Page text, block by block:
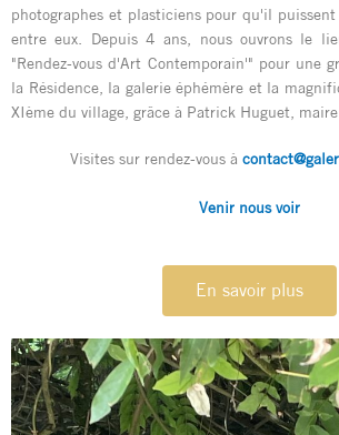
photographes et plasticiens pour qu'il
entre eux. Depuis 4 ans, nous ouvrons le
"Rendez-vous d'Art Contemporain'" pour une
la Résidence, la galerie éphémère et la
XIème du village, grâce à Patrick Huguet,
Visites sur rendez-vous à
Venir nous voir
En savoir plus